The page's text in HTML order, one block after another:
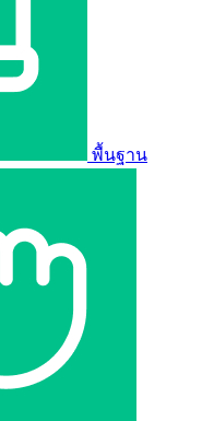
พื้นฐาน